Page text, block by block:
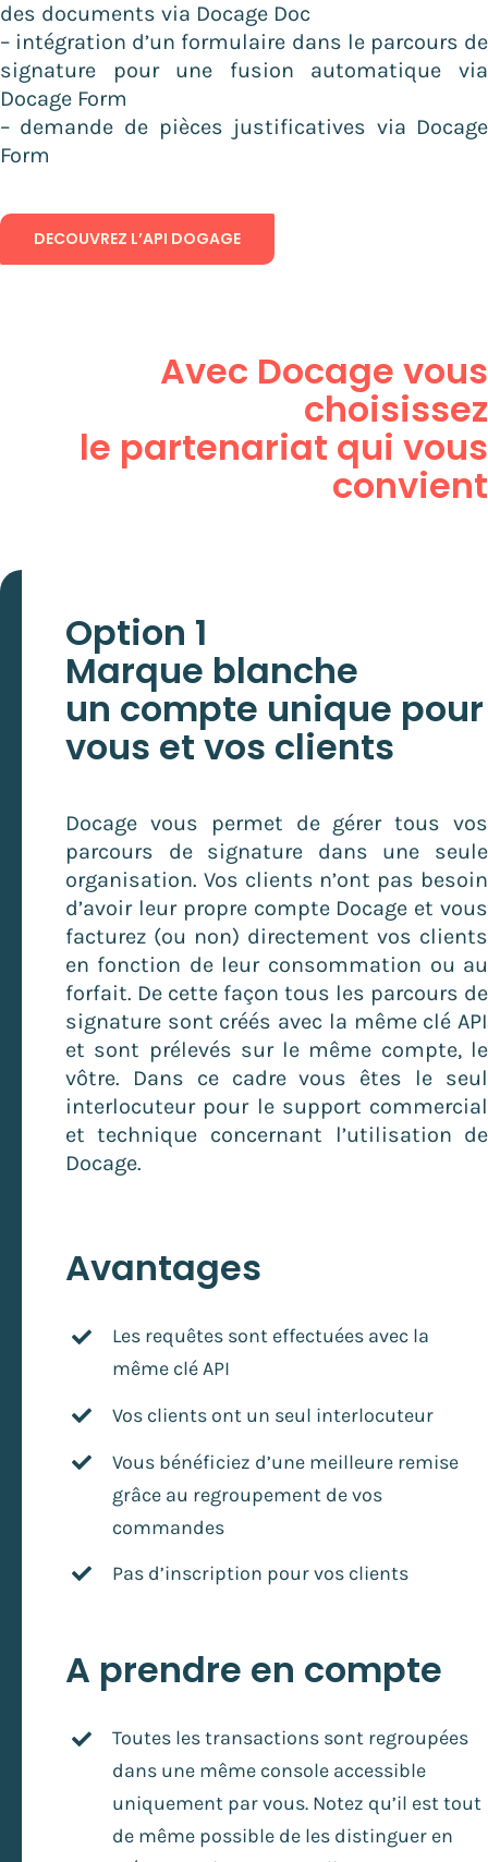
des documents via Docage Doc
– intégration d’un formulaire dans le parcours de
signature pour une fusion automatique via
Docage Form
– demande de pièces justificatives via Docage
Form
DECOUVREZ L’API DOGAGE
Avec Docagevous
choisissez
le partenariat quivous
convient
Option 1
Marque blanche
un compte unique pour
vous et vos clients
Docage vous permet de gérer tous vos
parcours de signature dans une seule
organisation. Vos clients n’ont pas besoin
d’avoir leur propre compte Docage et vous
facturez (ou non) directement vos clients
en fonction de leur consommation ou au
forfait. De cette façon tous les parcours de
signature sont créés avec la même clé API
et sont prélevés sur le même compte, le
vôtre. Dans ce cadre vous êtes le seul
interlocuteur pour le support commercial
et technique concernant l’utilisation de
Docage.
Avantages
Les requêtes sont effectuées avec la
même clé API
Vos clients ont un seul interlocuteur
Vous bénéficiez d’une meilleure remise
grâce au regroupement de vos
commandes
Pas d’inscription pour vos clients
A prendre en compte
Toutes les transactions sont regroupées
dans une même console accessible
uniquement par vous. Notez qu’il est tout
de même possible de les distinguer en